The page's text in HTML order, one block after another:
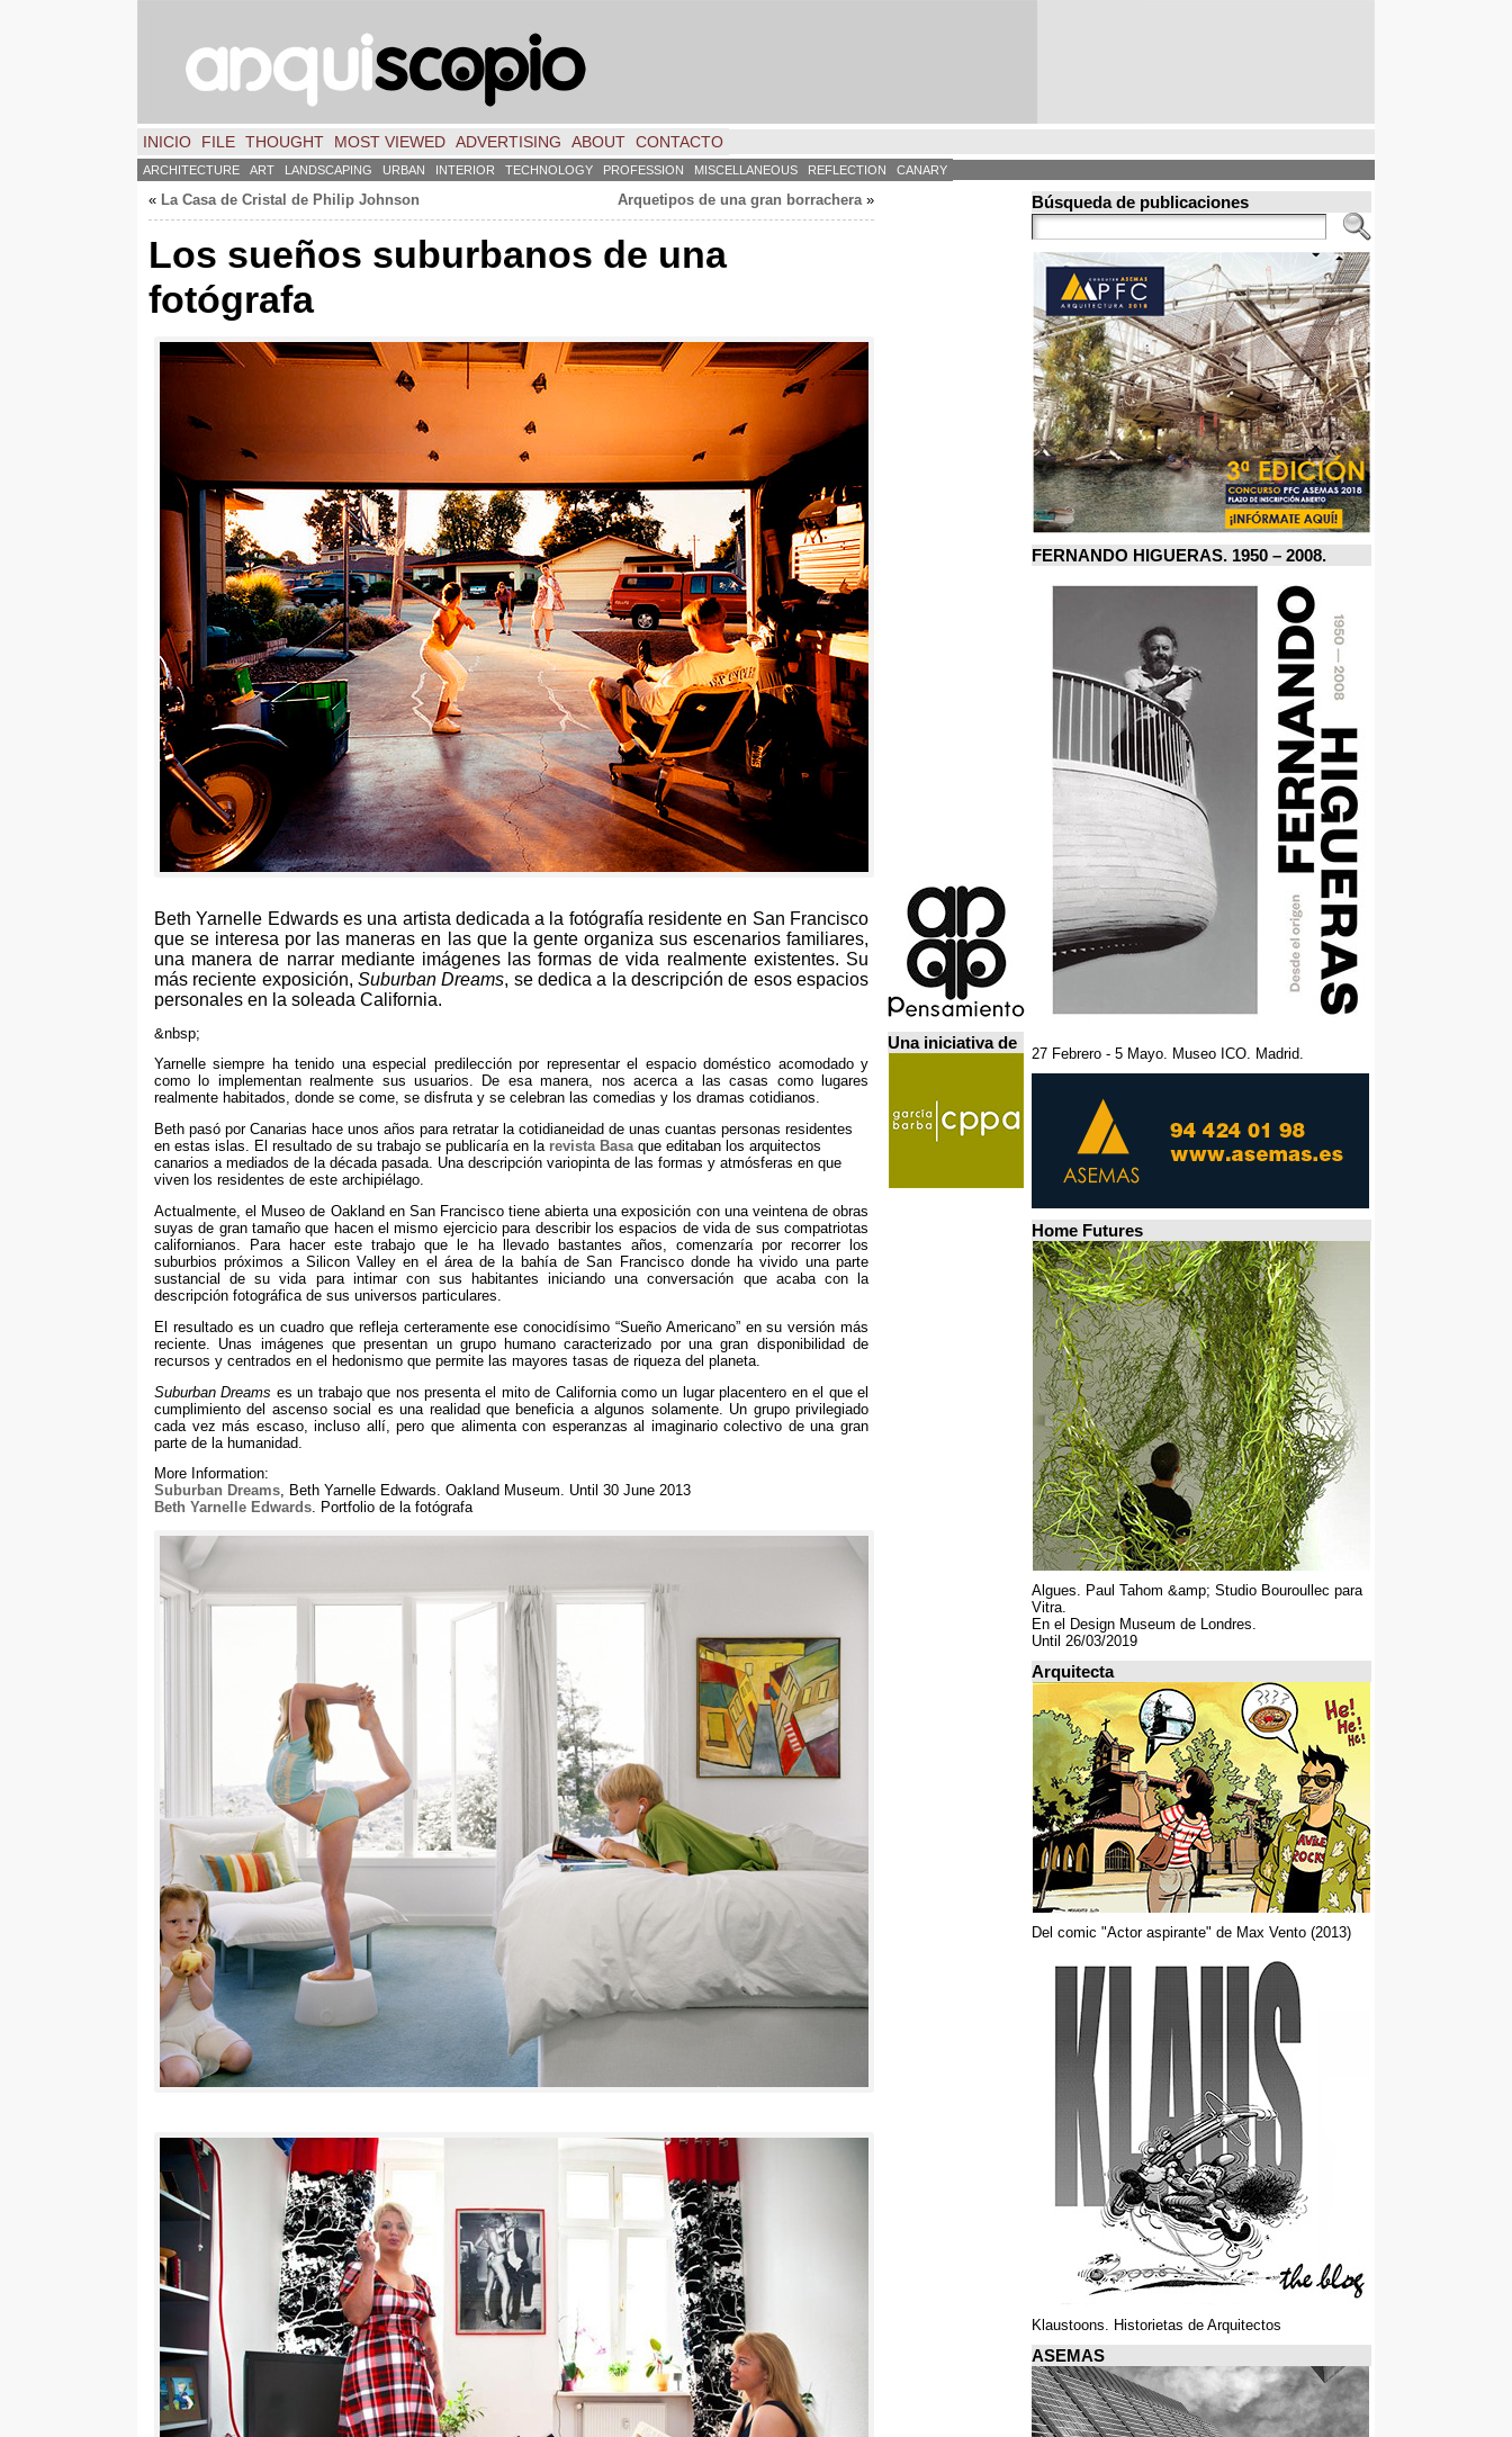
INICIO FILE THOUGHT MOST VIEWED ADVERTISING ABOUT CONTACTO
ARCHITECTURE ART LANDSCAPING URBAN INTERIOR TECHNOLOGY PROFESSION MISCELLANEOUS REFLECTION CANARY
« La Casa de Cristal de Philip Johnson Arquetipos de una gran borrachera»
Los sueños suburbanos de una
fotógrafa
Beth Yarnelle Edwards es una artista dedicada a la fotógrafía residente en San Francisco
que se interesa por las maneras en las que la gente organiza sus escenarios familiares,
una manera de narrar mediante imágenes las formas de vida realmente existentes. Su
más reciente exposición,Suburban Dreams, se dedica a la descripción de esos espacios
personales en la soleada California.
&nbsp;
Yarnelle siempre ha tenido una especial predilección por representar el espacio doméstico acomodado y
como lo implementan realmente sus usuarios. De esa manera, nos acerca a las casas como lugares
realmente habitados, donde se come, se disfruta y se celebran las comedias y los dramas cotidianos.
Beth pasó por Canarias hace unos años para retratar la cotidianeidad de unas cuantas personas residentes
en estas islas. El resultado de su trabajo se publicaría en la revista Basa que editaban los arquitectos
canarios a mediados de la década pasada. Una descripción variopinta de las formas y atmósferas en que
viven los residentes de este archipiélago.
Actualmente ,el Museo de Oakland en San Francisco tiene abierta una exposición con una veintena de obras
suyas de gran tamaño que hacen el mismo ejercicio para describir los espacios de vida de sus compatriotas
californianos
Para hacer este trabajo que le ha llevado bastantes años
comenzaría por recorrer los
suburbios próximos a Silicon Valley en el área de la bahía de San Francisco donde ha vivido una parte
sustancial de su vida para intimar con sus habitantes iniciando una conversación que acaba con la
descripción fotográfica de sus universos particulares
El resultado es un cuadro que refleja certeramente ese conocidísimo “Sueño Americano” en su versión más
reciente
Unas imágenes que presentan un grupo humano caracterizado por una gran disponibilidad de
recursos y centrados en el hedonismo que permite las mayores tasas de riqueza del planeta
Suburban Dreams es un trabajo que nos presenta el mito de California como un lugar placentero en el que el
cumplimiento del ascenso social es una realidad que beneficia a algunos solamente. Un grupo privilegiado
cada vez más escaso,incluso allí,pero que alimenta con esperanzas al imaginario colectivo de una gran
parte de la humanidad
More Information:
Suburban Dreams, Beth Yarnelle Edwards. Oakland Museum. Until 30 June 2013
Beth Yarnelle Edwards. Portfolio de la fotógrafa
Una iniciativa de
Búsqueda de publicaciones
FERNANDO HIGUERAS. 1950 – 2008.
27 Febrero - 5 Mayo. Museo ICO. Madrid.
Home Futures
Algues. Paul Tahom &amp; Studio Bouroullec para
Vitra.
En el Design Museum de Londres.
Until 26/03/2019
Arquitecta
Del comic "Actor aspirante" de Max Vento (2013)
Klaustoons. Historietas de Arquitectos
ASEMAS